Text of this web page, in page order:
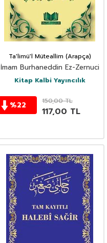
Ta'limü'l Müteallim (Arapça)
İmam Burhaneddin Ez-Zernuci
Kitap Kalbi Yayıncılık
%22 150,00TL
117,00 TL